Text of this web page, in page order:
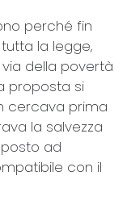
perché fin
la legge,
via della povertà
proposta si
cercava prima
la salvezza
ad
con il